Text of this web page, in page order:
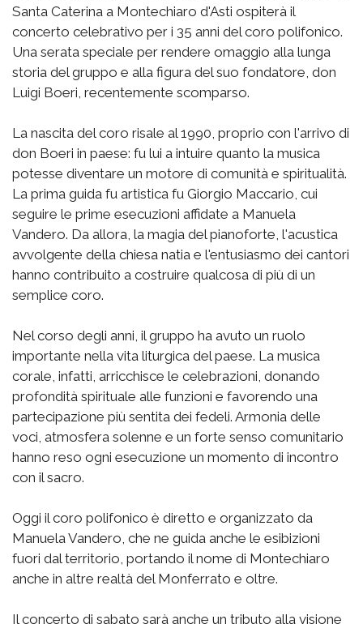
Santa Caterina a Montechiaro d'Asti ospiterà il
concerto celebrativo per i 35 anni del coro polifonico.
Una serata speciale per rendere omaggio alla lunga
storia del gruppo e alla figura del suo fondatore, don
Luigi Boeri, recentemente scomparso.
La nascita del coro risale al 1990, proprio con l'arrivo di
don Boeri in paese: fu lui a intuire quanto la musica
potesse diventare un motore di comunità e spiritualità.
La prima guida fu artistica fu Giorgio Maccario, cui
seguire le prime esecuzioni affidate a Manuela
Vandero. Da allora, la magia del pianoforte, l'acustica
avvolgente della chiesa natia e l'entusiasmo dei cantori
hanno contribuito a costruire qualcosa di più di un
semplice coro.
Nel corso degli anni, il gruppo ha avuto un ruolo
importante nella vita liturgica del paese. La musica
corale, infatti, arricchisce le celebrazioni, donando
profondità spirituale alle funzioni e favorendo una
partecipazione più sentita dei fedeli. Armonia delle
voci, atmosfera solenne e un forte senso comunitario
hanno reso ogni esecuzione un momento di incontro
con il sacro.
Oggi il coro polifonico è diretto e organizzato da
Manuela Vandero, che ne guida anche le esibizioni
fuori dal territorio, portando il nome di Montechiaro
anche in altre realtà del Monferrato e oltre.
Il concerto di sabato sarà anche un tributo alla visione